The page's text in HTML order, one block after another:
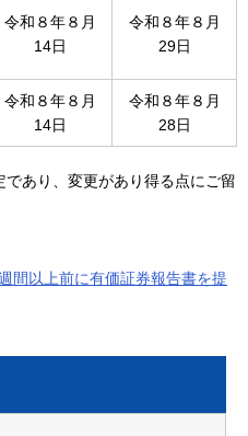
令和８年８月
14日
令和８年８月
29日
令和８年８月
14日
令和８年８月
28日
あり、変更があり得る点にご留
間以上前に有価証券報告書を提